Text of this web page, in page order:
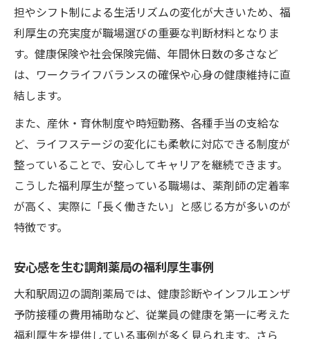
担やシフト制による生活リズムの変化が大きいため、福
利厚生の充実度が職場選びの重要な判断材料となりま
す。健康保険や社会保険完備、年間休日数の多さなど
は、ワークライフバランスの確保や心身の健康維持に直
結します。
また、産休・育休制度や時短勤務、各種手当の支給な
ど、ライフステージの変化にも柔軟に対応できる制度が
整っていることで、安心してキャリアを継続できます。
こうした福利厚生が整っている職場は、薬剤師の定着率
が高く、実際に「長く働きたい」と感じる方が多いのが
特徴です。
安心感を生む調剤薬局の福利厚生事例
大和駅周辺の調剤薬局では、健康診断やインフルエンザ
予防接種の費用補助など、従業員の健康を第一に考えた
福利厚生を提供している事例が多く見られます。さら